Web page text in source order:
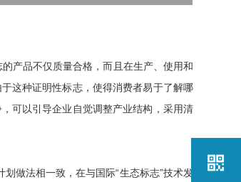
产品不仅质量合格，而且在生产、使用和
这种证明性标志，使得消费者易于了解哪
可以引导企业自觉调整产业结构，采用清
做法相一致，在与国际“生态标志”技术发